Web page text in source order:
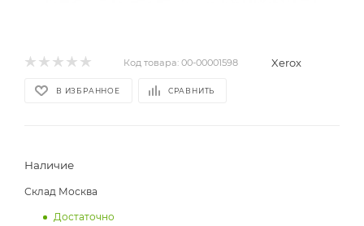
Код товара: 00-00001598 Xerox
В ИЗБРАННОЕ СРАВНИТЬ
Наличие
Склад Москва
Достаточно